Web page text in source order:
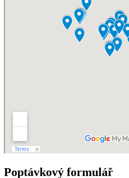
Poptávkový formulář